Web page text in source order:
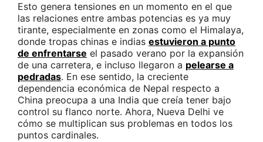
Esto genera tensiones en un momento en el que
las relaciones entre ambas potencias es ya muy
tirante, especialmente en zonas como el Himalaya,
donde tropas chinas e indias estuvieron a punto
de enfrentarse el pasado verano por la expansión
de una carretera, e incluso llegaron a pelearse a
pedradas. En ese sentido, la creciente
dependencia económica de Nepal respecto a
China preocupa a una India que creía tener bajo
control su flanco norte. Ahora, Nueva Delhi ve
cómo se multiplican sus problemas en todos los
puntos cardinales.